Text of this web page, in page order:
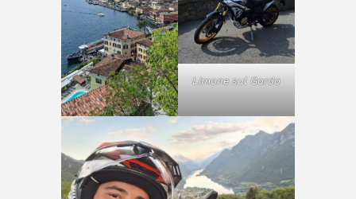
Limone sul Garda